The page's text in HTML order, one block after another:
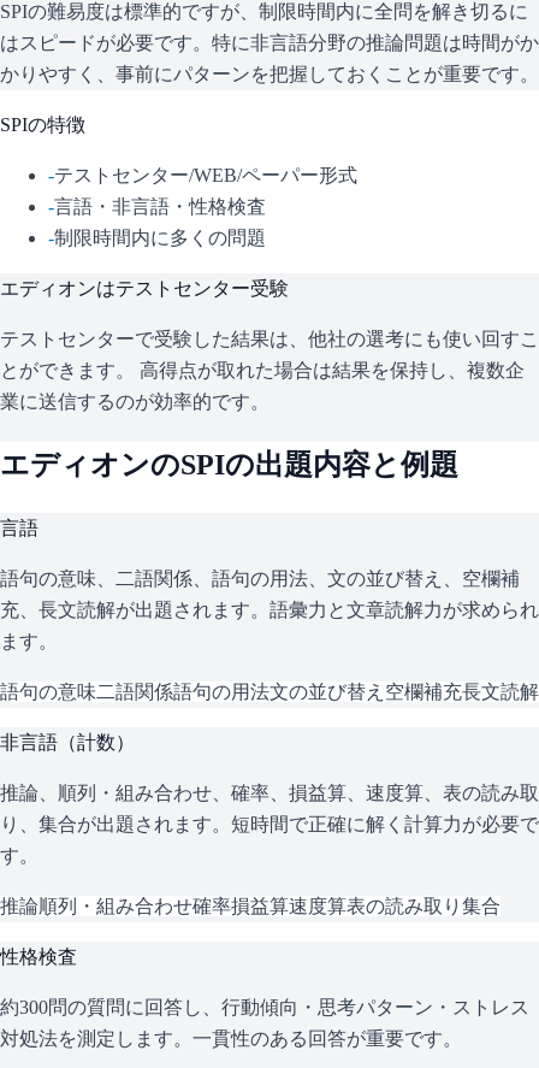
SPIの難易度は標準的ですが、制限時間内に全問を解き切るに
はスピードが必要です。特に非言語分野の推論問題は時間がか
かりやすく、事前にパターンを把握しておくことが重要です。
SPIの特徴
-テストセンター/WEB/ペーパー形式
-言語・非言語・性格検査
-制限時間内に多くの問題
エディオンはテストセンター受験
テストセンターで受験した結果は、他社の選考にも使い回すこ
とができます。 高得点が取れた場合は結果を保持し、複数企
業に送信するのが効率的です。
エディオンのSPIの出題内容と例題
言語
語句の意味、二語関係、語句の用法、文の並び替え、空欄補
充、長文読解が出題されます。語彙力と文章読解力が求められ
ます。
語句の意味二語関係語句の用法文の並び替え 空欄補充長文読解
非言語（計数）
推論、順列・組み合わせ、確率、損益算、速度算、表の読み取
り、集合が出題されます。短時間で正確に解く計算力が必要で
す。
推論順列・組み合わせ確率損益算速度算表の読み取り 集合
性格検査
約300問の質問に回答し、行動傾向・思考パターン・ストレス
対処法を測定します。一貫性のある回答が重要です。